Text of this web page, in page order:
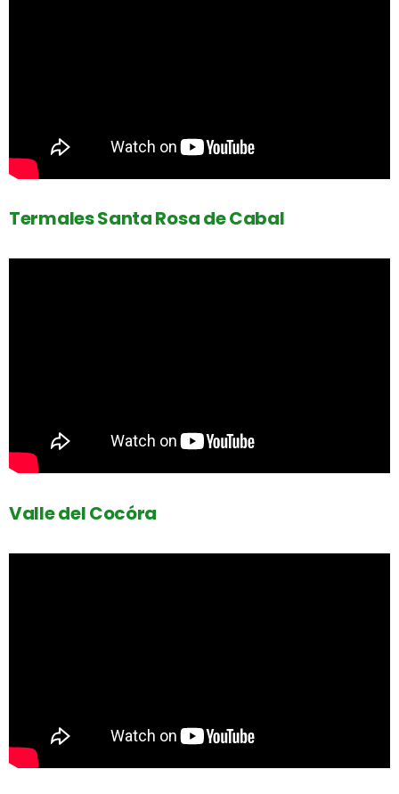
Termales Santa Rosa de Cabal
Valle del Cocóra